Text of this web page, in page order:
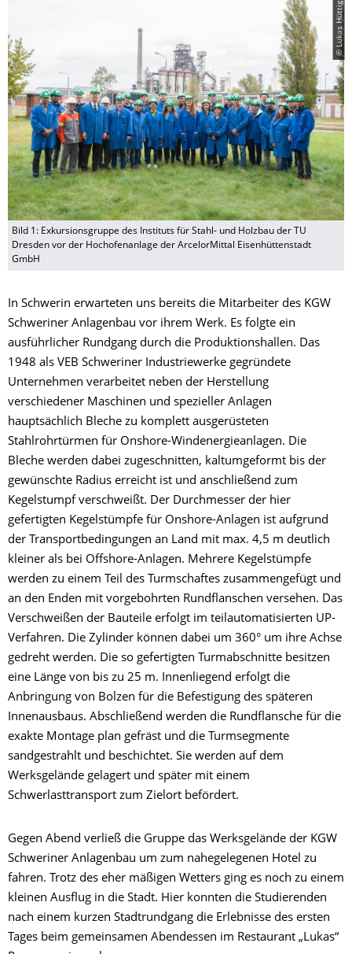
© Lukas Hüttig
Bild 1: Exkursionsgruppe des Instituts für Stahl- und Holzbau der TU
Dresden vor der Hochofenanlage der ArcelorMittal Eisenhüttenstadt
GmbH
In Schwerin erwarteten uns bereits die Mitarbeiter des KGW
Schweriner Anlagenbau vor ihrem Werk. Es folgte ein
ausführlicher Rundgang durch die Produktionshallen. Das
1948 als VEB Schweriner Industriewerke gegründete
Unternehmen verarbeitet neben der Herstellung
verschiedener Maschinen und spezieller Anlagen
hauptsächlich Bleche zu komplett ausgerüsteten
Stahlrohrtürmen für Onshore-Windenergieanlagen. Die
Bleche werden dabei zugeschnitten, kaltumgeformt bis der
gewünschte Radius erreicht ist und anschließend zum
Kegelstumpf verschweißt. Der Durchmesser der hier
gefertigten Kegelstümpfe für Onshore-Anlagen ist aufgrund
der Transportbedingungen an Land mit max. 4,5 m deutlich
kleiner als bei Offshore-Anlagen. Mehrere Kegelstümpfe
werden zu einem Teil des Turmschaftes zusammengefügt und
an den Enden mit vorgebohrten Rundflanschen versehen. Das
Verschweißen der Bauteile erfolgt im teilautomatisierten UP-
Verfahren. Die Zylinder können dabei um 360° um ihre Achse
gedreht werden. Die so gefertigten Turmabschnitte besitzen
eine Länge von bis zu 25 m. Innenliegend erfolgt die
Anbringung von Bolzen für die Befestigung des späteren
Innenausbaus. Abschließend werden die Rundflansche für die
exakte Montage plan gefräst und die Turmsegmente
sandgestrahlt und beschichtet. Sie werden auf dem
Werksgelände gelagert und später mit einem
Schwerlasttransport zum Zielort befördert.
Gegen Abend verließ die Gruppe das Werksgelände der KGW
Schweriner Anlagenbau um zum nahegelegenen Hotel zu
fahren. Trotz des eher mäßigen Wetters ging es noch zu einem
kleinen Ausflug in die Stadt. Hier konnten die Studierenden
nach einem kurzen Stadtrundgang die Erlebnisse des ersten
Tages beim gemeinsamen Abendessen im Restaurant „Lukas“